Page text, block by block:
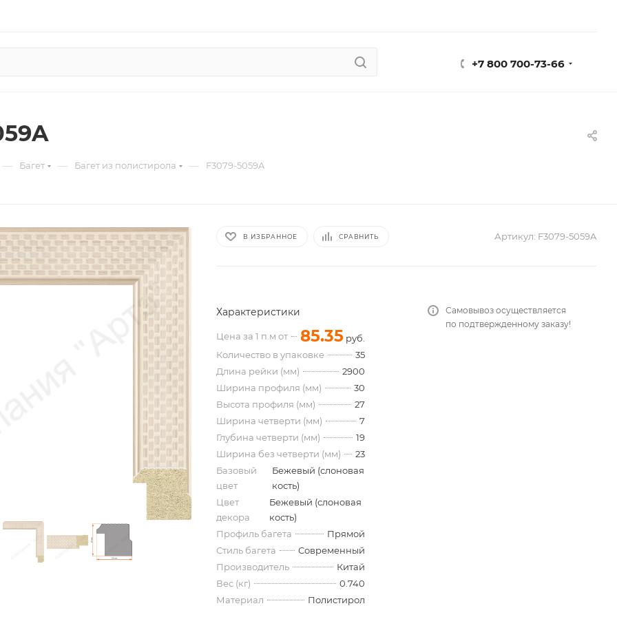
+7 800 700-73-66
— Багет — Багет из полистирола — F3079-5059A
В ИЗБРАННОЕ СРАВНИТЬ Артикул: F3079-5059A
Характеристики
Цена за 1 п.м от 85.35 руб.
Количество в упаковке
35
Длина рейки (мм)
2900
Ширина профиля (мм)
30
Высота профиля (мм)
27
Ширина четверти (мм)
7
Глубина четверти (мм)
19
Ширина без четверти (мм)
23
Базовый
цвет
Бежевый (слоновая
кость)
Цвет
декора
Бежевый (слоновая
кость)
Профиль багета
Прямой
Стиль багета
Современный
Производитель
Китай
Вес (кг)
0.740
Материал
Полистирол
Самовывоз осуществляется
по подтвержденному заказу!